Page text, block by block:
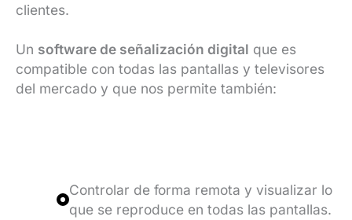
clientes.
Un software de señalización digital que es
compatible con todas las pantallas y televisores
del mercado y que nos permite también:
Controlar de forma remota y visualizar lo
que se reproduce en todas las pantallas.